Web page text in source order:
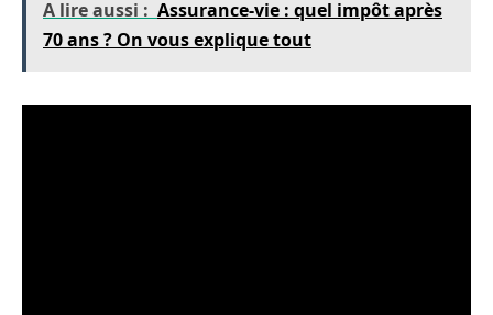
A lire aussi : Assurance-vie : quel impôt après
70 ans ? On vous explique tout